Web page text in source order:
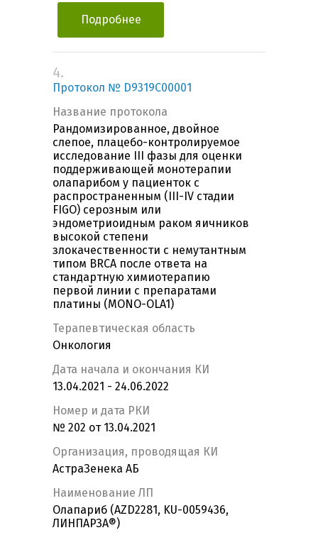
Подробнее
4.
Протокол № D9319C00001
Название протокола
Рандомизированное, двойное
слепое, плацебо-контролируемое
исследование III фазы для оценки
поддерживающей монотерапии
олапарибом у пациенток с
распространенным (III-IV стадии
FIGO) серозным или
эндометриоидным раком яичников
высокой степени
злокачественности с немутантным
типом BRCA после ответа на
стандартную химиотерапию
первой линии с препаратами
платины (MONO-OLA1)
Терапевтическая область
Онкология
Дата начала и окончания КИ
13.04.2021 - 24.06.2022
Номер и дата РКИ
№ 202 от 13.04.2021
Организация, проводящая КИ
АстраЗенека АБ
Наименование ЛП
Олапариб (AZD2281, KU-0059436,
ЛИНПАРЗА®)